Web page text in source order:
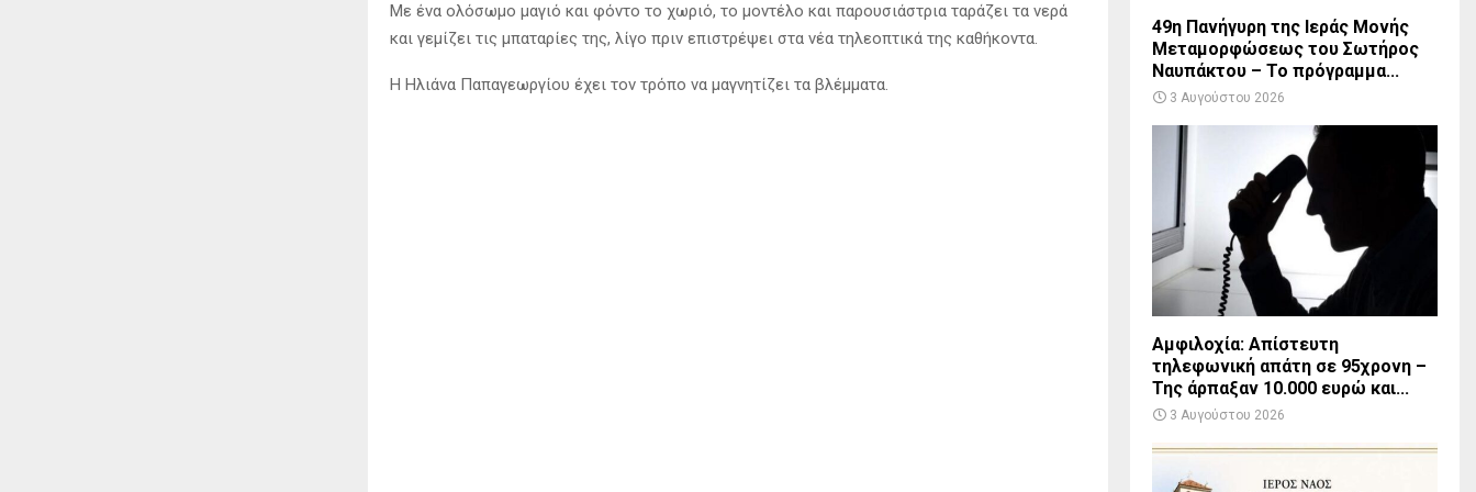
Με ένα ολόσωμο μαγιό και φόντο το χωριό, το μοντέλο και παρουσιάστρια ταράζει τα νερά
και γεμίζει τις μπαταρίες της, λίγο πριν επιστρέψει στα νέα τηλεοπτικά της καθήκοντα.
Η Ηλιάνα Παπαγεωργίου έχει τον τρόπο να μαγνητίζει τα βλέμματα.
49η Πανήγυρη της Ιεράς Μονής
Μεταμορφώσεως του Σωτήρος
Ναυπάκτου – Το πρόγραμμα...
3 Αυγούστου 2026
Αμφιλοχία: Απίστευτη
τηλεφωνική απάτη σε 95χρονη –
Της άρπαξαν 10.000 ευρώ και...
3 Αυγούστου 2026